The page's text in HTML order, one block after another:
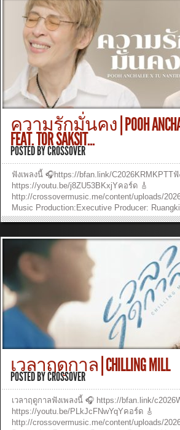
ความรักมั่นคง | POOH
FEAT. TOR SAKSIT...
POSTED BYCROSSOVER
ฟังเพลงนี้ 🎧https://bfan.link/C2026KRMKPTTฟั
https://youtu.be/j8ZU53BKxjYคอร์ด 🎸
http://crossovermusic.me/content/uploads/
Music Production:Executive Producer:
Ruangkit YongpiyakulAuthor : Ruangkit
NantidaBackground vocal : Tor SaksitPiano:
YongpiyakulAcoustic & Electric Guitar:
SupakarapongkulDrums: Sansern
Supakarapongkul Music Video
YongpiyakulCamera Operators: Sarita
Sarita SuveeraLighting Designer: Pasit
Suveera Chorus:ความรักของพระองค์ มั่นคงทุก
จะแปรผันในวันที่หลงทาง พระองค์ทรงตามหาใ
พระองค์ผู้ที่ทรงรักฉันไม่เปลี่ยนแปลง Verse:ไม่
ก่อนไม่ใช่คน ที่ดีพร้อม แต่พระองค์ทรงอภัยไถ่ตั
ให้ฉันได้พบความหมายพระคุณพระองค์แสนยิ่งใ
Tag:ขอบคุณพระเยซู ขอบคุณพระเยซูขอบคุณพร
หลงทาง พระองค์ทรงตามหาให้ฉันได้หวนคืนมา
เวลาฤดูกาล | CHILLING MILL
POSTED BYCROSSOVER
เวลาฤดูกาลฟังเพลงนี้ 🎧 https://bfan.link/
https://youtu.be/PLkJcFNwYqYคอร์ด 🎸
http://crossovermusic.me/content/uploads/